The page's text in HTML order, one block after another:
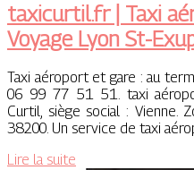
taxicurtil.fr | Taxi
Voyage Lyon St-
Taxi aéroport et gare : au
06 99 77 51 51. taxi
Curtil, siège social : Vienne.
38200. Un service de taxi
Lire la suite